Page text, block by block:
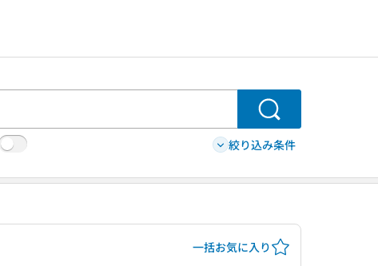
検索
絞り込み条件
一括お気に入り